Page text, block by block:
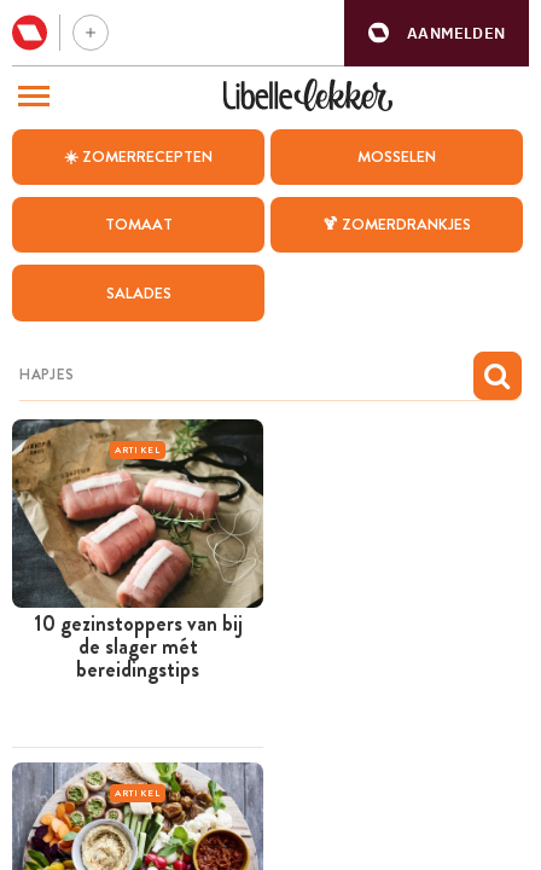
AANMELDEN
☀️ ZOMERRECEPTEN MOSSELEN
TOMAAT 🍹 ZOMERDRANKJES
SALADES
ARTIKEL
10 gezinstoppers van bij
de slager mét
bereidingstips
ARTIKEL
BEZOEK ONZE ANDERE WEBSITES
WEEKMENU
CHAT MET MAIA
MIJN BEWAARDE RECEPTEN